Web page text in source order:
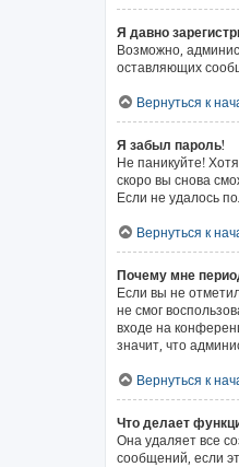
Я давно
Возможно,
оставляющих
Вернуться к
Я забыл пароль!
Не паникуйте!
скоро вы снова
Если не удалось
Вернуться к
Почему мне
Если вы не
не смог
входе на
значит, что
Вернуться к
Что делает
Она удаляет все
сообщений, если